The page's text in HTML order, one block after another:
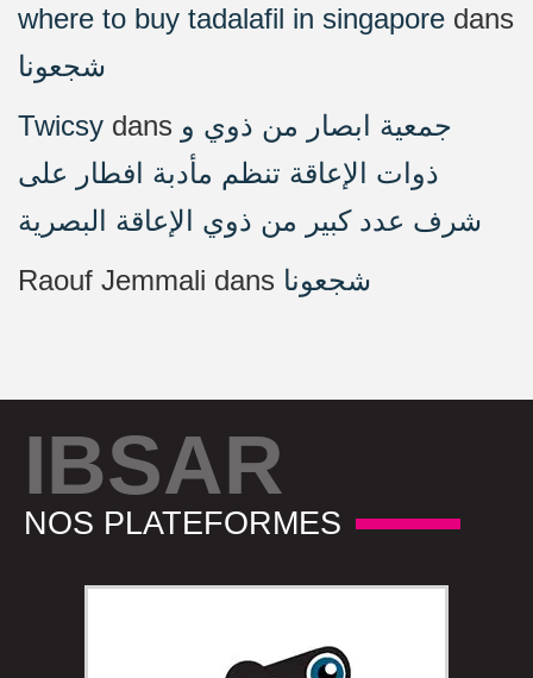
where to buy tadalafil in singapore dans
شجعونا
Twicsy dans جمعية ابصار من ذوي و
ذوات الإعاقة تنظم مأدبة افطار على
شرف عدد كبير من ذوي الإعاقة البصرية
Raouf Jemmali dans شجعونا
IBSAR
NOS PLATEFORMES